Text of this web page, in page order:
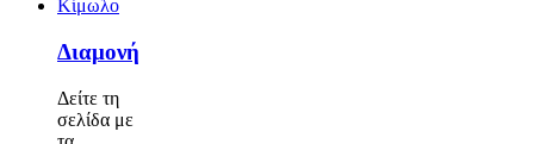
Διαμονή
Δείτε τη
σελίδα με